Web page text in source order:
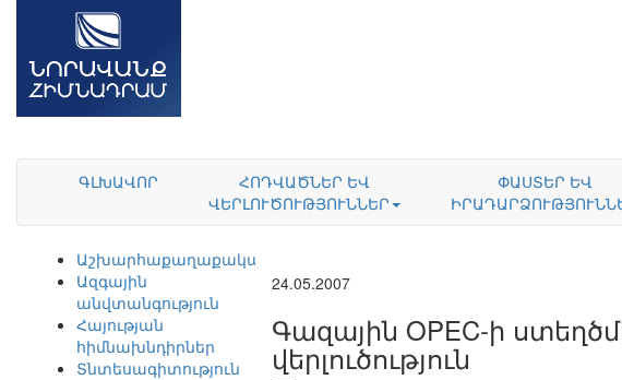
ԳԼԽԱՎՈՐ
ՀՈԴՎԱԾՆԵՐ ԵՎ
ՎԵՐԼՈՒԾՈՒԹՅՈՒՆՆԵՐ
ՓԱՍՏԵՐ ԵՎ
Աշխարհաքաղաքականություն
Ազգային
անվտանգություն
Հայության
հիմնախնդիրներ
Տնտեսագիտություն
24.05.2007
Գազային OPEC-ի
վերլուծություն